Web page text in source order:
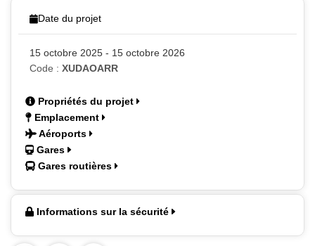
Date du projet
15 octobre 2025 - 15 octobre 2026
Code : XUDAOARR
Propriétés du projet
Emplacement
Aéroports
Gares
Gares routières
Informations sur la sécurité